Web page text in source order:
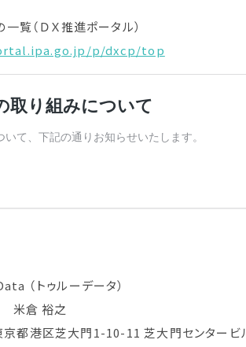
覧（ＤＸ推進ポータル）
p/dxcp/top
ゥルーデータ）
倉 裕之
芝大門1-10-11 芝大門センタービ